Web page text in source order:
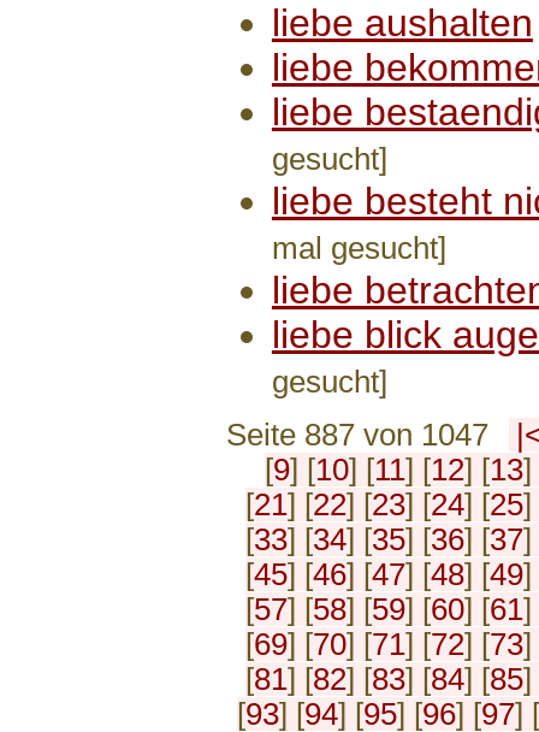
liebe aushalten
liebe
liebe
gesucht]
liebe besteht
mal gesucht]
liebe
liebe blick
gesucht]
Seite 887 von 1047
[9] [10] [11] [12] [13]
[21] [22] [23] [24] [25]
[33] [34] [35] [36] [37]
[45] [46] [47] [48] [49]
[57] [58] [59] [60] [61]
[69] [70] [71] [72] [73]
[81] [82] [83] [84] [85]
[93] [94] [95] [96] [97] [